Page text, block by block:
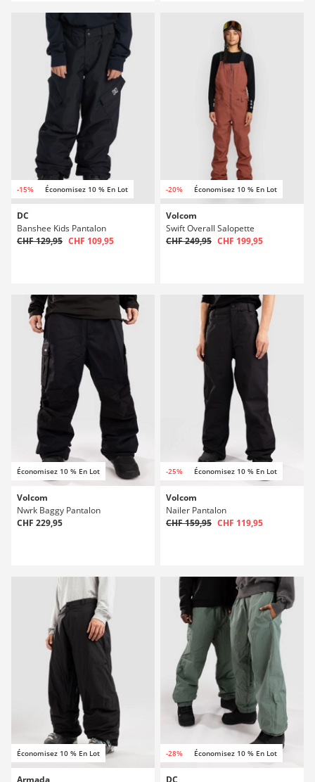
-15% Économisez 10 % En Lot
DC
Banshee Kids Pantalon
CHF 129,95 CHF 109,95
-20% Économisez 10 % En Lot
Volcom
Swift Overall Salopette
CHF 249,95 CHF 199,95
Économisez 10 % En Lot
Volcom
Nwrk Baggy Pantalon
CHF 229,95
-25% Économisez 10 % En Lot
Volcom
Nailer Pantalon
CHF 159,95 CHF 119,95
Économisez 10 % En Lot
Armada
-28% Économisez 10 % En Lot
DC